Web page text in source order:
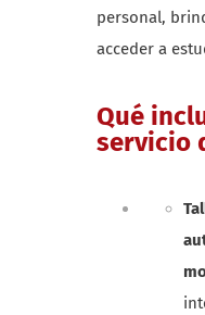
personal,
acceder a
Qué
servicio